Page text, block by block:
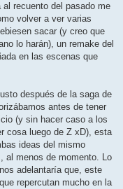
recuento del pasado me
volver a ver varias
sacar (y creo que
lo harán), un remake del
en las escenas que
después de la saga de
antes de tener
(y sin hacer caso a los
cosa luego de Z xD), esta
ideas del mismo
al menos de momento. Lo
adelantaría que, este
repercutan mucho en la